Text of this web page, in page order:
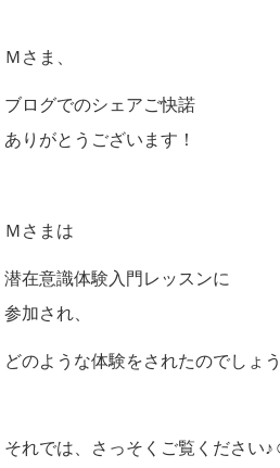
Ｍさま、
ブログでのシェアご快諾
ありがとうございます！
Ｍさまは
潜在意識体験入門レッスンに
参加され、
どのような体験をされたのでしょ
それでは、さっそくご覧ください